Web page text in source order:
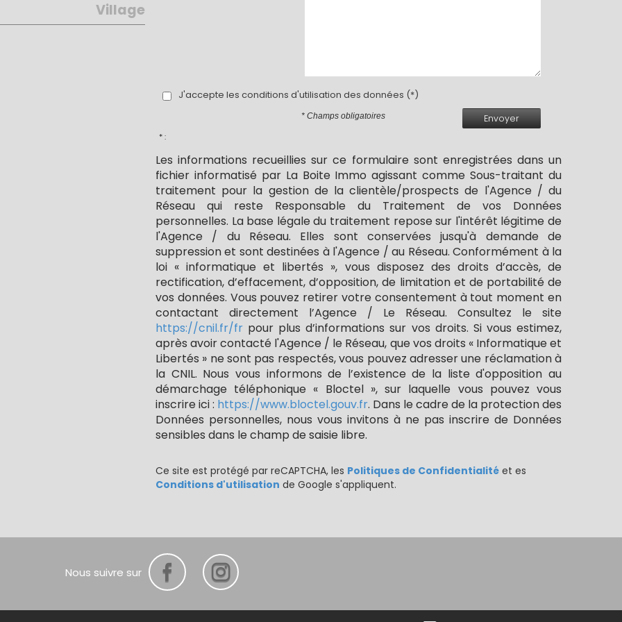
Village
J'accepte les conditions d'utilisation des données (*)
Envoyer
* Champs obligatoires
* :
Les informations recueillies sur ce formulaire sont enregistrées dans un
fichier informatisé par La Boite Immo agissant comme Sous-traitant du
traitement pour la gestion de la clientèle/prospects de l'Agence / du
Réseau qui reste Responsable du Traitement de vos Données
personnelles. La base légale du traitement repose sur l'intérêt légitime de
l'Agence / du Réseau. Elles sont conservées jusqu'à demande de
suppression et sont destinées à l'Agence / au Réseau. Conformément à la
loi « informatique et libertés », vous disposez des droits d’accès, de
rectification, d’effacement, d’opposition, de limitation et de portabilité de
vos données. Vous pouvez retirer votre consentement à tout moment en
contactant directement l’Agence / Le Réseau. Consultez le site
https://cnil.fr/fr pour plus d’informations sur vos droits. Si vous estimez,
après avoir contacté l'Agence / le Réseau, que vos droits « Informatique et
Libertés » ne sont pas respectés, vous pouvez adresser une réclamation à
la CNIL. Nous vous informons de l’existence de la liste d'opposition au
démarchage téléphonique « Bloctel », sur laquelle vous pouvez vous
inscrire ici : https://www.bloctel.gouv.fr. Dans le cadre de la protection des
Données personnelles, nous vous invitons à ne pas inscrire de Données
sensibles dans le champ de saisie libre.
Ce site est protégé par reCAPTCHA, les Politiques de Confidentialité et es
Conditions d'utilisation de Google s'appliquent.
Nous suivre sur